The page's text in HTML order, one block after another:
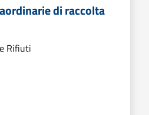
di raccolta
Rifiuti